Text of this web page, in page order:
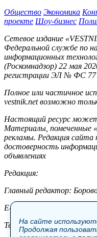
Общество Экономика
проекте Шоу-бизнес
Сетевое издание
Федеральной службе по
информационных
(Роскомнадзор) 22 мая
регистрации ЭЛ № ФС 77
Полное или частичное
vestnik.net возможно
Настоящий ресурс
Материалы, помеченные
рекламы. Редакция
достоверность
объявлениях
Редакция:
Главный редактор:
E-mail: site@vestnik.net,
Тел.: +7 (921) 720-00-97
На сайте
Продолжая